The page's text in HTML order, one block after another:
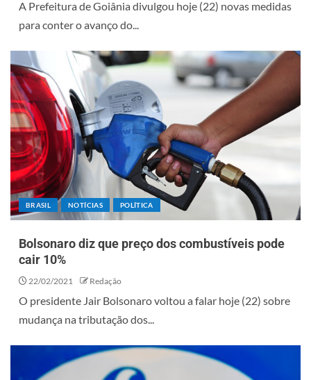
A Prefeitura de Goiânia divulgou hoje (22) novas medidas
para conter o avanço do...
BRASIL NOTÍCIAS POLÍTICA
Bolsonaro diz que preço dos combustíveis pode
cair 10%
22/02/2021 Redação
O presidente Jair Bolsonaro voltou a falar hoje (22) sobre
mudança na tributação dos...